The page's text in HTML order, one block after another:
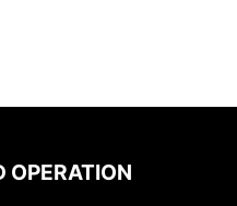
OPERATION